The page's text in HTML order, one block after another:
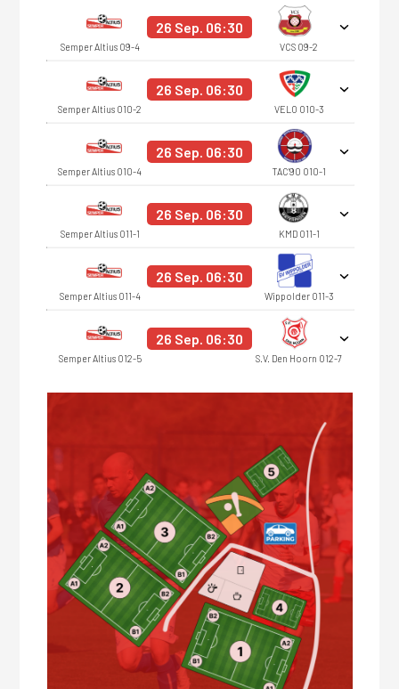
Semper Altius O9-4
26 Sep. 06:30
VCS O9-2
Semper Altius O10-2
26 Sep. 06:30
VELO O10-3
Semper Altius O10-4
26 Sep. 06:30
TAC'90 O10-1
Semper Altius O11-1
26 Sep. 06:30
KMD O11-1
Semper Altius O11-4
26 Sep. 06:30
Wippolder O11-3
Semper Altius O12-5
26 Sep. 06:30
S.V. Den Hoorn O12-7